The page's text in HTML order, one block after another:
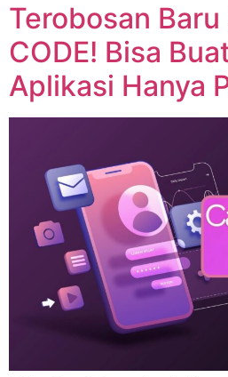
Terobosan Baru
CODE! Bisa
Aplikasi Hanya